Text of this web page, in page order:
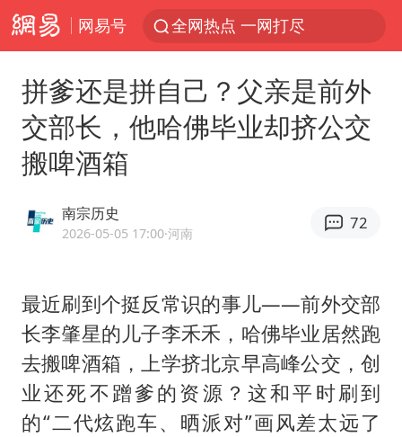
网易号 全网热点 一网打尽
拼爹还是拼自己？父亲是前外
交部长，他哈佛毕业却挤公交
搬啤酒箱
南宗历史
2026-05-05 17:00·河南
72
最近刷到个挺反常识的事儿——前外交部
长李肇星的儿子李禾禾，哈佛毕业居然跑
去搬啤酒箱，上学挤北京早高峰公交，创
业还死不蹭爹的资源？这和平时刷到
的“二代炫跑车、晒派对”画风差太远了